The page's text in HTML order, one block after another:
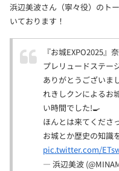
浜辺美波さん（寧々役）のト
いております！
『お城EXPO2025』
プレリュードステー
ありがとうございま
れきしクンによるお
い時間でした!🍳
ほんとは来てくださ
お城とか歴史の知識
pic.twitter.com/
— 浜辺美波